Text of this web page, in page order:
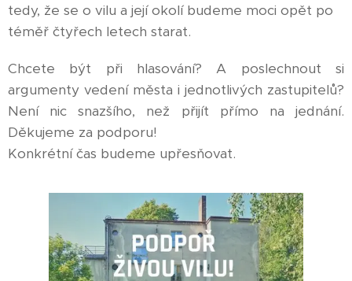
tedy, že se o vilu a její okolí budeme moci opět po
téměř čtyřech letech starat.
Chcete být při hlasování? A poslechnout si
argumenty vedení města i jednotlivých zastupitelů?
Není nic snazšího, než přijít přímo na jednání.
Děkujeme za podporu!
Konkrétní čas budeme upřesňovat.